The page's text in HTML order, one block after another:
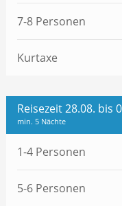
7-8 Personen
Kurtaxe
Reisezeit 28.08. bis
min. 5 Nächte
1-4 Personen
5-6 Personen